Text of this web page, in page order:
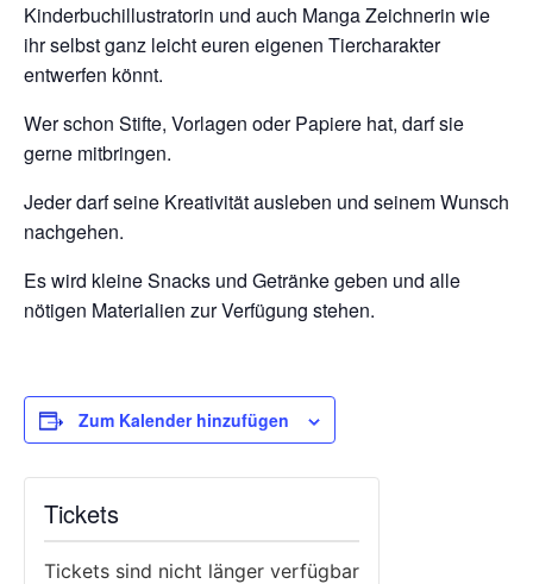
Kinderbuchillustratorin und auch Manga Zeichnerin wie
ihr selbst ganz leicht euren eigenen Tiercharakter
entwerfen könnt.
Wer schon Stifte, Vorlagen oder Papiere hat, darf sie
gerne mitbringen.
Jeder darf seine Kreativität ausleben und seinem Wunsch
nachgehen.
Es wird kleine Snacks und Getränke geben und alle
nötigen Materialien zur Verfügung stehen.
Zum Kalender hinzufügen
Tickets
Tickets sind nicht länger verfügbar